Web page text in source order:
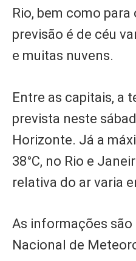
Rio, bem como
previsão é de céu
e muitas nuvens.
Entre as capitais, a
prevista neste
Horizonte. Já a
38°C, no Rio e
relativa do ar varia
As informações
Nacional de